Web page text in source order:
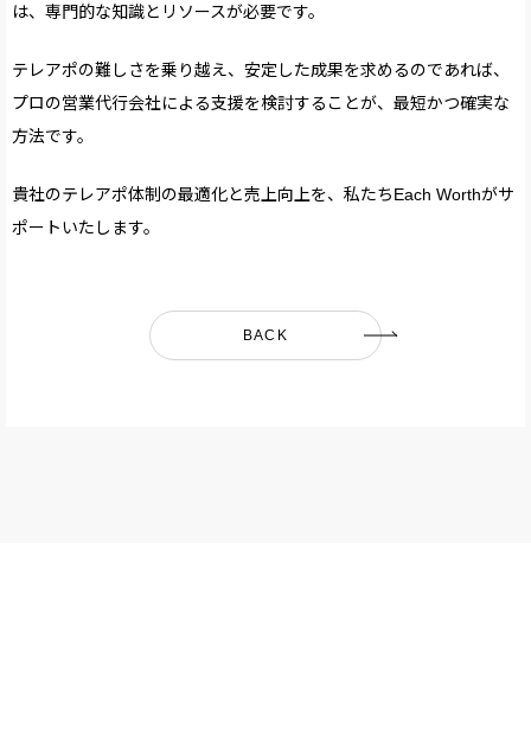
は、専門的な知識とリソースが必要です。
テレアポの難しさを乗り越え、安定した成果を求めるのであれば、
プロの営業代行会社による支援を検討することが、最短かつ確実な
方法です。
貴社のテレアポ体制の最適化と売上向上を、私たちEach Worthがサ
ポートいたします。
BACK